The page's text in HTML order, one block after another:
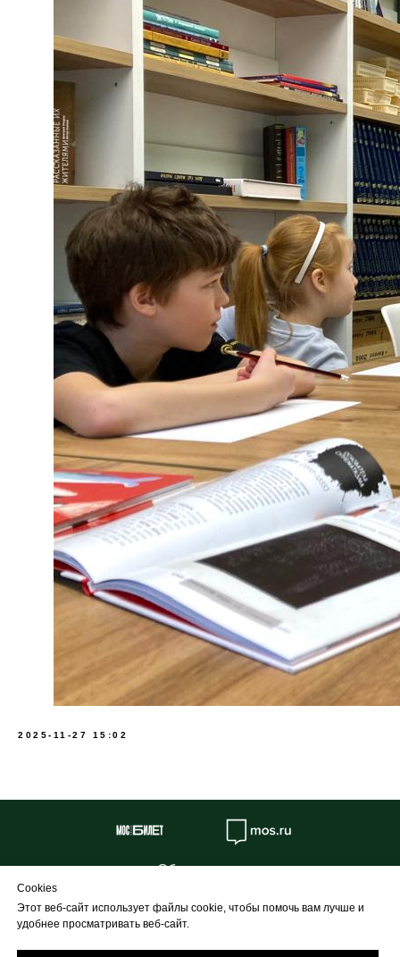
2025-11-27 15:02
Об учреждении
Профилактика
Cookies
Этот веб-сайт использует файлы cookie, чтобы помочь вам лучше и
удобнее просматривать веб-сайт.